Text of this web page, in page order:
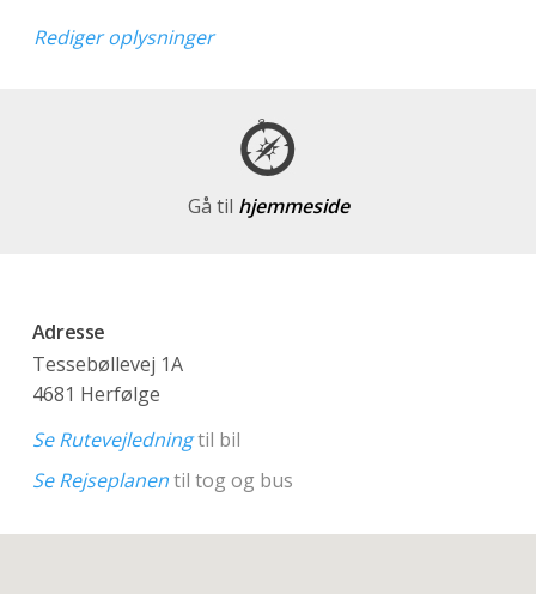
Rediger oplysninger
Gå til hjemmeside
Adresse
Tessebøllevej 1A
4681 Herfølge
Se Rutevejledningtil bil
Se Rejseplanentil tog og bus